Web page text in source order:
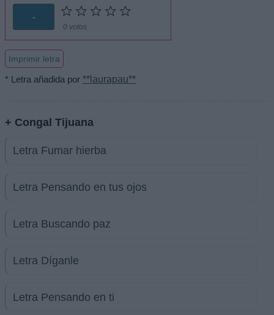
-
0 votos
Imprimir letra
* Letra añadida por **laurapau**
+ Congal Tijuana
Letra Fumar hierba
Letra Pensando en tus ojos
Letra Buscando paz
Letra Díganle
Letra Pensando en ti